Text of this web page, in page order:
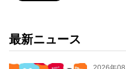
最新ニュース